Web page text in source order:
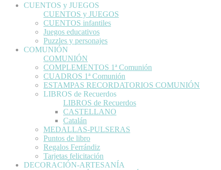
CUENTOS y JUEGOS
CUENTOS y JUEGOS
CUENTOS infantiles
Juegos educativos
Puzzles y personajes
COMUNIÓN
COMUNIÓN
COMPLEMENTOS 1ª Comunión
CUADROS 1ª Comunión
ESTAMPAS RECORDATORIOS COMUNIÓN
LIBROS de Recuerdos
LIBROS de Recuerdos
CASTELLANO
Catalán
MEDALLAS-PULSERAS
Puntos de libro
Regalos Ferrándiz
Tarjetas felicitación
DECORACIÓN-ARTESANÍA